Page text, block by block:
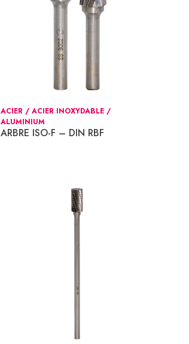
ACIER / ACIER INOXYDABLE /
ALUMINIUM
ARBRE ISO-F – DIN RBF